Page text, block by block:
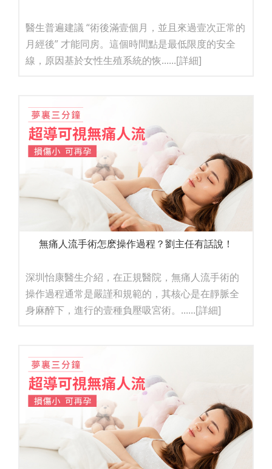
醫生普遍建議 “術後滿壹個月，並且來過壹次正常的
月經後” 才能同房。這個時間點是最低限度的安全
線，原因基於女性生殖系統的恢......[詳細]
無痛人流手術怎麽操作過程？劉主任有話說！
深圳怡康醫生介紹，在正規醫院，無痛人流手術的
操作過程通常是嚴謹和規範的，其核心是在靜脈全
身麻醉下，進行的壹種負壓吸宮術。......[詳細]